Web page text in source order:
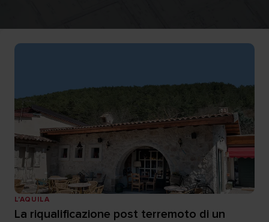
L'AQUILA
La riqualificazione post terremoto di un